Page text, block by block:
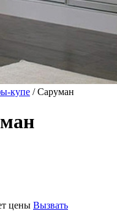
купе / Саруман
цены Вызвать